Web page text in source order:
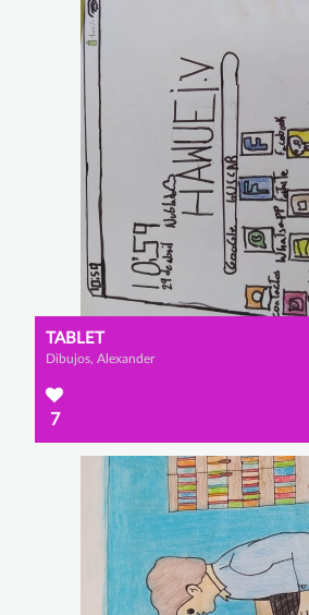
TABLET
Dibujos, Alexander
7